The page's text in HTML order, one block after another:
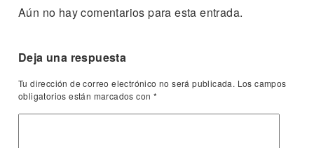
Aún no hay comentarios para esta entrada.
Deja una respuesta
Tu dirección de correo electrónico no será publicada. Los campos
obligatorios están marcados con *